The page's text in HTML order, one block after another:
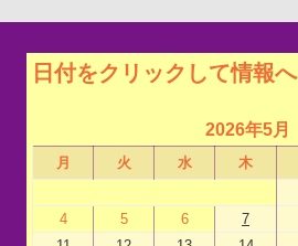
日付をクリックして情報へ
2026年5月
月 火 水 木
4
5 6 7